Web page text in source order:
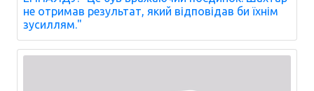
не отримав результат, який відповідав би їхнім
зусиллям."